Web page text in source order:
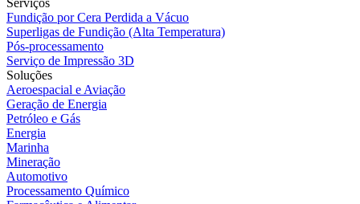
Fundição por Cera Perdida a Vácuo
Superligas de Fundição (Alta Temperatura)
Pós-processamento
Serviço de Impressão 3D
Soluções
Aeroespacial e Aviação
Geração de Energia
Petróleo e Gás
Energia
Marinha
Mineração
Automotivo
Processamento Químico